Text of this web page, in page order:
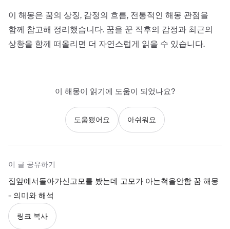
이 해몽은 꿈의 상징, 감정의 흐름, 전통적인 해몽 관점을
함께 참고해 정리했습니다. 꿈을 꾼 직후의 감정과 최근의
상황을 함께 떠올리면 더 자연스럽게 읽을 수 있습니다.
이 해몽이 읽기에 도움이 되었나요?
도움됐어요 아쉬워요
이 글 공유하기
집앞에서돌아가신고모를 봤는데 고모가 아는척을안함 꿈 해몽
- 의미와 해석
링크 복사